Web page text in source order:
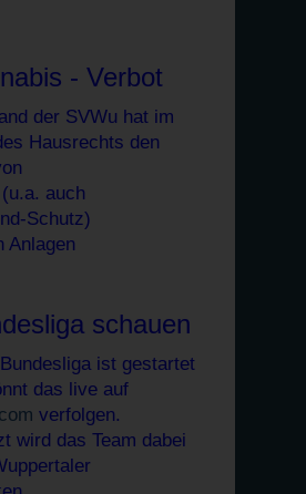
- Verbot
der SVWu hat im
Hausrechts den
auch
Schutz)
Anlagen
schauen
ist gestartet
das live auf
verfolgen.
wird das Team dabei